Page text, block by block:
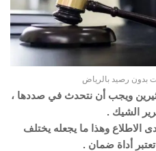
بدون رصيد بالرياض
ويجب أن نتحدث في صددها ،
الشيك .
الاطلاع وهذا ما يجعله يختلف
أداة ضمان .